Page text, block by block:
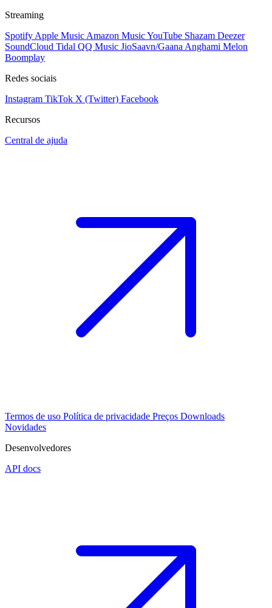
Streaming
Spotify Apple Music Amazon MusicYouTube Shazam Deezer
SoundCloud Tidal QQ Music JioSaavn/Gaana Anghami Melon
Boomplay
Redes sociais
Instagram TikTok X (Twitter) Facebook
Recursos
Central de ajuda
Termos de uso Política de privacidade Preços Downloads
Novidades
Desenvolvedores
API docs